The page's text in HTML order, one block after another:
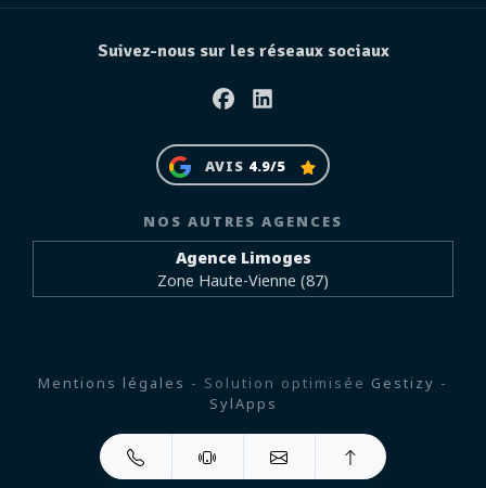
Suivez-nous sur les réseaux sociaux
FacebookLinkedin
AVIS 4.9/5
NOS AUTRES AGENCES
Agence Limoges
Zone Haute-Vienne (87)
Mentions légales - Solution optimisée Gestizy -
SylApps